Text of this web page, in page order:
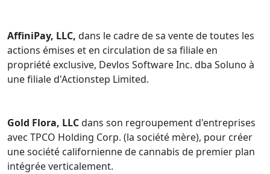
AffiniPay, LLC, dans le cadre de sa vente de toutes les
actions émises et en circulation de sa filiale en
propriété exclusive, Devlos Software Inc. dba Soluno à
une filiale d'Actionstep Limited.
Gold Flora, LLCdans son regroupement d'entreprises
avec TPCO Holding Corp. (la société mère), pour créer
une société californienne de cannabis de premier plan
intégrée verticalement.